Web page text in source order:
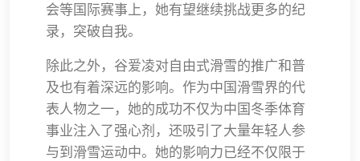
会等国际赛事上，她有望继续挑战更多的纪
录，突破自我。
除此之外，谷爱凌对自由式滑雪的推广和普
及也有着深远的影响。作为中国滑雪界的代
表人物之一，她的成功不仅为中国冬季体育
事业注入了强心剂，还吸引了大量年轻人参
与到滑雪运动中。她的影响力已经不仅限于